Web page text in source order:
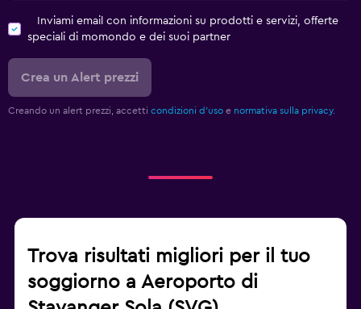
Inviami email con informazioni su prodotti e servizi, offerte
speciali di momondo e dei suoi partner
Crea un Alert prezzi
Creando un alert prezzi, accetti condizioni d'uso e normativa sulla privacy.
Trova risultati migliori per il tuo
soggiorno a Aeroporto di